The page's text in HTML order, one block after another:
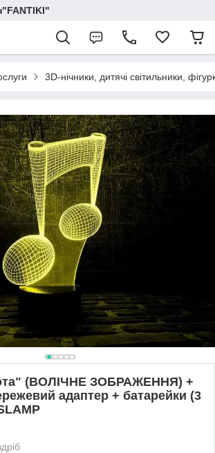
3D-нічники, дитячі світильники,
(ВОЛІЧНЕ ЗОБРАЖЕННЯ) +
адаптер + батарейки (3